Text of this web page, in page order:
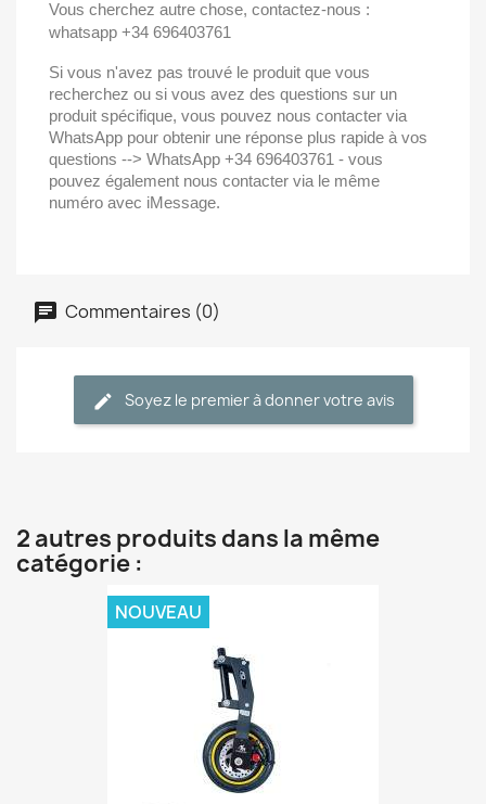
Vous cherchez autre chose, contactez-nous :
whatsapp +34 696403761
Si vous n'avez pas trouvé le produit que vous
recherchez ou si vous avez des questions sur un
produit spécifique, vous pouvez nous contacter via
WhatsApp pour obtenir une réponse plus rapide à vos
questions --> WhatsApp +34 696403761 - vous
pouvez également nous contacter via le même
numéro avec iMessage.
Commentaires (0)
Soyez le premier à donner votre avis
2 autres produits dans la même
catégorie :
NOUVEAU